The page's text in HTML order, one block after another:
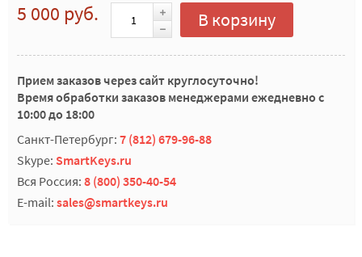
5 000 руб. В корзину
Прием заказов через сайт круглосуточно!
Время обработки заказов менеджерами ежедневно с
10:00 до 18:00
Санкт-Петербург: 7 (812) 679-96-88
Skype: SmartKeys.ru
Вся Россия: 8 (800) 350-40-54
E-mail: sales@smartkeys.ru